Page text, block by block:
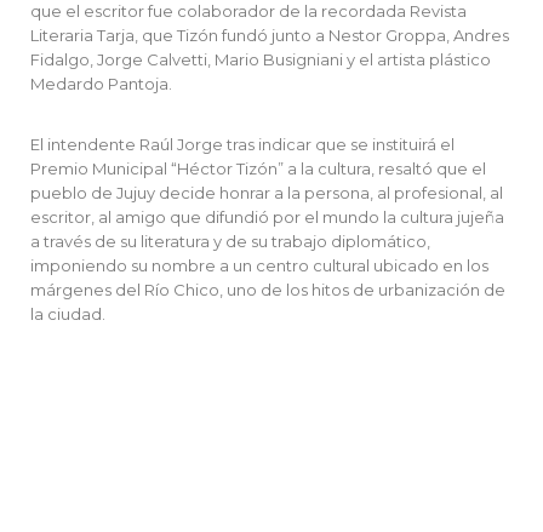
que el escritor fue colaborador de la recordada Revista
Literaria Tarja, que Tizón fundó junto a Nestor Groppa, Andres
Fidalgo, Jorge Calvetti, Mario Busigniani y el artista plástico
Medardo Pantoja.
El intendente Raúl Jorge tras indicar que se instituirá el
Premio Municipal “Héctor Tizón” a la cultura, resaltó que el
pueblo de Jujuy decide honrar a la persona, al profesional, al
escritor, al amigo que difundió por el mundo la cultura jujeña
a través de su literatura y de su trabajo diplomático,
imponiendo su nombre a un centro cultural ubicado en los
márgenes del Río Chico, uno de los hitos de urbanización de
la ciudad.